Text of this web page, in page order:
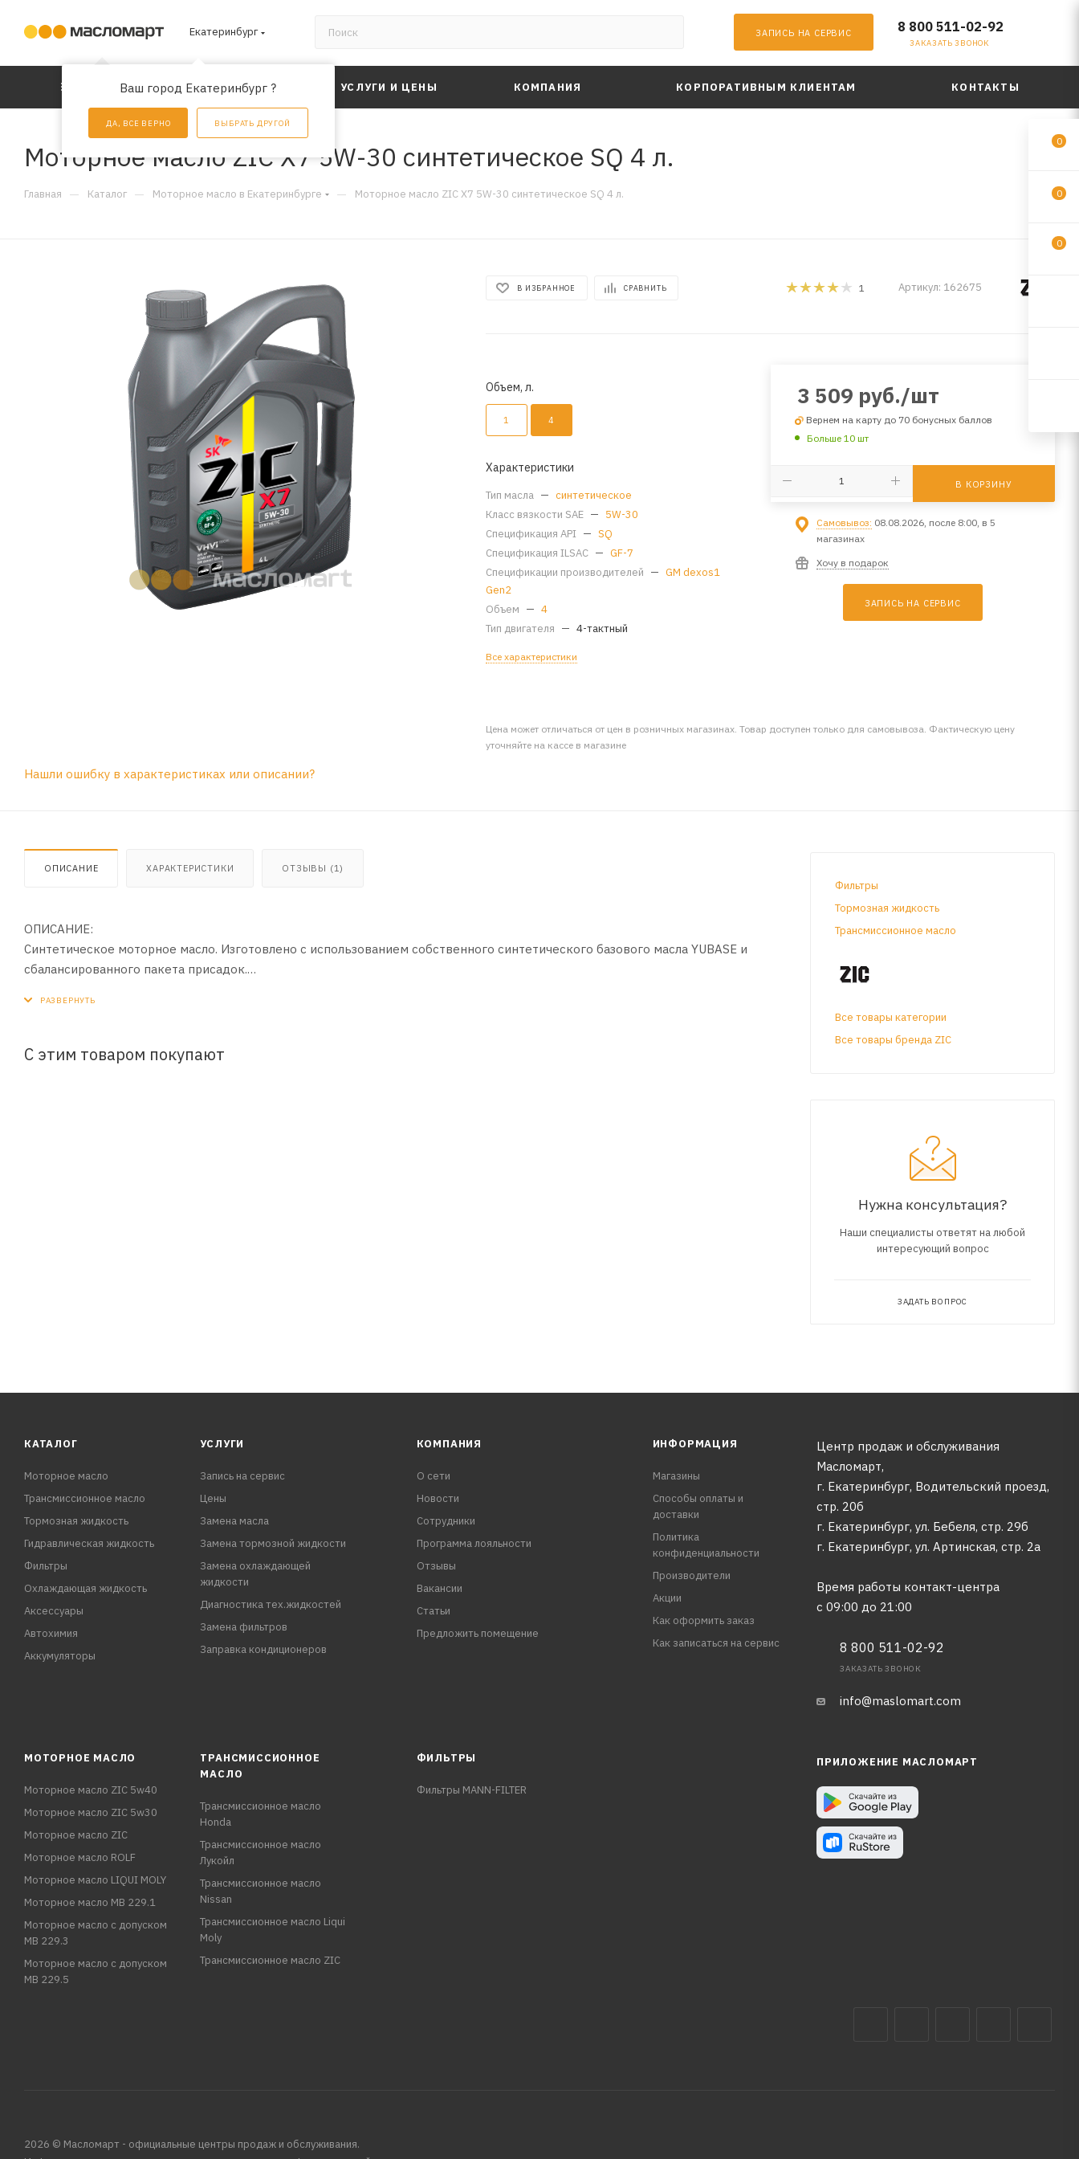
Екатеринбург
Ваш город Екатеринбург ?
ДА, ВСЕ ВЕРНО ВЫБРАТЬ ДРУГОЙ
ЗАПИСЬ НА СЕРВИС 8 800 511-02-92
ЗАКАЗАТЬ ЗВОНОК
КАТАЛОГ АКЦИИ УСЛУГИ И ЦЕНЫ КОМПАНИЯ КОРПОРАТИВНЫМ КЛИЕНТАМ КОНТАКТЫ
Моторное масло ZIC X7 5W-30 синтетическое SQ 4 л.
Главная — Каталог — Моторное масло в Екатеринбурге — Моторное масло ZIC X7 5W-30 синтетическое SQ 4 л.
В ИЗБРАННОЕ СРАВНИТЬ 1 Артикул: 162675
Объем, л.
1 4
Характеристики
Тип масла — синтетическое
Класс вязкости SAE — 5W-30
Спецификация API — SQ
Спецификация ILSAC — GF-7
Спецификации производителей — GM dexos1
Gen2
Объем — 4
Тип двигателя — 4-тактный
Все характеристики
3 509 руб./шт
Вернем на карту до 70 бонусных баллов
Больше 10 шт
В КОРЗИНУ
Самовывоз: 08.08.2026, после 8:00, в 5
магазинах
Хочу в подарок
ЗАПИСЬ НА СЕРВИС
Цена может отличаться от цен в розничных магазинах. Товар доступен только для самовывоза. Фактическую цену
уточняйте на кассе в магазине
Нашли ошибку в характеристиках или описании?
ОПИСАНИЕ ХАРАКТЕРИСТИКИ ОТЗЫВЫ (1)
ОПИСАНИЕ:
Cинтетическое моторное масло. Изготовлено с использованием собственного синтетического базового масла YUBASE и
сбалансированного пакета присадок.
EcoBoost и др.).
С этим товаром покупают
Фильтры
Тормозная жидкость
Трансмиссионное масло
Все товары категории
Все товары бренда ZIC
Нужна консультация?
Наши специалисты ответят на любой
интересующий вопрос
ЗАДАТЬ ВОПРОС
КАТАЛОГ
Моторное масло
Трансмиссионное масло
Тормозная жидкость
Гидравлическая жидкость
Фильтры
Охлаждающая жидкость
Аксессуары
Автохимия
Аккумуляторы
УСЛУГИ
Запись на сервис
Цены
Замена масла
Замена тормозной жидкости
Замена охлаждающей
жидкости
Диагностика тех.жидкостей
Замена фильтров
Заправка кондиционеров
КОМПАНИЯ
О сети
Новости
Сотрудники
Программа лояльности
Отзывы
Вакансии
Статьи
Предложить помещение
ИНФОРМАЦИЯ
Магазины
Способы оплаты и
доставки
Политика
конфиденциальности
Производители
Акции
Как оформить заказ
Как записаться на сервис
Центр продаж и обслуживания
Масломарт,
г. Екатеринбург, Водительский проезд,
стр. 20б
г. Екатеринбург, ул. Бебеля, стр. 29б
г. Екатеринбург, ул. Артинская, стр. 2а
Время работы контакт-центра
с 09:00 до 21:00
8 800 511-02-92
ЗАКАЗАТЬ ЗВОНОК
info@maslomart.com
МОТОРНОЕ МАСЛО
Моторное масло ZIC 5w40
Моторное масло ZIC 5w30
Моторное масло ZIC
Моторное масло ROLF
Моторное масло LIQUI MOLY
Моторное масло MB 229.1
Моторное масло с допуском
MB 229.3
Моторное масло с допуском
MB 229.5
ТРАНСМИССИОННОЕ
МАСЛО
Трансмиссионное масло
Honda
Трансмиссионное масло
Лукойл
Трансмиссионное масло
Nissan
Трансмиссионное масло Liqui
Moly
Трансмиссионное масло ZIC
ФИЛЬТРЫ
Фильтры MANN-FILTER
ПРИЛОЖЕНИЕ МАСЛОМАРТ
2026 © Масломарт - официальные центры продаж и обслуживания.
0
0
0